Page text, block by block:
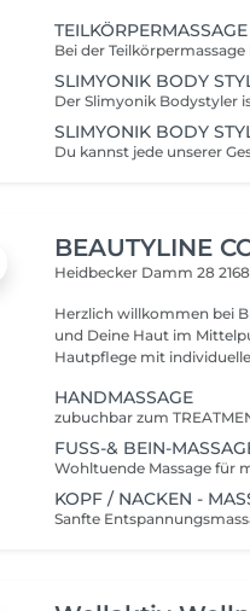
SLIMYONIK BODY
SLIMYONIK BODY
BEAUTYLINE
Heidbecker Damm 28
Herzlich willkommen bei
und Deine Haut im
Hautpflege mit
HANDMASSAGE
zubuchbar zum
FUSS-& BEIN-
KOPF / NACKEN -